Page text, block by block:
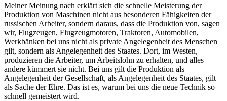
Meiner Meinung nach erklärt sich die schnelle Meisterung der
Produktion von Maschinen nicht aus besonderen Fähigkeiten der
russischen Arbeiter, sondern daraus, dass die Produktion von, sagen
wir, Flugzeugen, Flugzeugmotoren, Traktoren, Automobilen,
Werkbänken bei uns nicht als private Angelegenheit des Menschen
gilt, sondern als Angelegenheit des Staates. Dort, im Westen,
produzieren die Arbeiter, um Arbeitslohn zu erhalten, und alles
andere kümmert sie nicht. Bei uns gilt die Produktion als
Angelegenheit der Gesellschaft, als Angelegenheit des Staates, gilt
als Sache der Ehre. Das ist es, warum bei uns die neue Technik so
schnell gemeistert wird.